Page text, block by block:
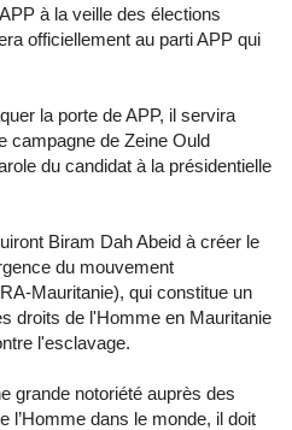
à la veille des élections
officiellement au parti APP qui
la porte de APP, il servira
campagne de Zeine Ould
du candidat à la présidentielle
Biram Dah Abeid à créer le
du mouvement
Mauritanie), qui constitue un
droits de l'Homme en Mauritanie
l'esclavage.
grande notoriété auprès des
l’Homme dans le monde, il doit